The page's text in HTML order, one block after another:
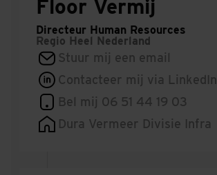
Floor Vermij
Directeur Human Resources
Regio Heel Nederland
Stuur mij een email
Contacteer mij via LinkedIn
Bel mij 06 51 44 19 03
Dura Vermeer Divisie Infra